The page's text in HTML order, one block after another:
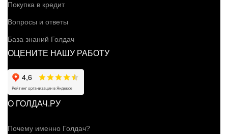
Покупка в кредит
Вопросы и ответы
База знаний Голдач
ОЦЕНИТЕ НАШУ РАБОТУ
О ГОЛДАЧ.РУ
Почему именно Голдач?